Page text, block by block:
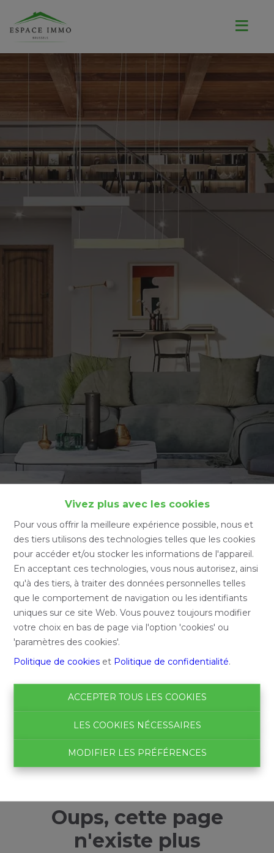
Vivez plus avec les cookies
Pour vous offrir la meilleure expérience possible, nous et
des tiers utilisons des technologies telles que les cookies
pour accéder et/ou stocker les informations de l'appareil.
En acceptant ces technologies, vous nous autorisez, ainsi
qu'à des tiers, à traiter des données personnelles telles
que le comportement de navigation ou les identifiants
uniques sur ce site Web. Vous pouvez toujours modifier
votre choix en bas de page via l'option 'cookies' ou
'paramètres des cookies'.
Politique de cookies et Politique de confidentialité.
ACCEPTER TOUS LES COOKIES
LES COOKIES NÉCESSAIRES
MODIFIER LES PRÉFÉRENCES
Accueil
Accueil
Oups, cette page
n'existe plus